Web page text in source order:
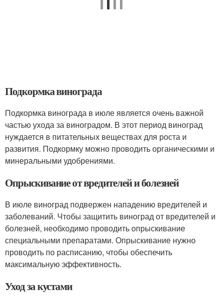
Подкормка винограда
Подкормка винограда в июле является очень важной
частью ухода за виноградом. В этот период виноград
нуждается в питательных веществах для роста и
развития. Подкормку можно проводить органическими и
минеральными удобрениями.
Опрыскивание от вредителей и болезней
В июле виноград подвержен нападению вредителей и
заболеваний. Чтобы защитить виноград от вредителей и
болезней, необходимо проводить опрыскивание
специальными препаратами. Опрыскивание нужно
проводить по расписанию, чтобы обеспечить
максимальную эффективность.
Уход за кустами